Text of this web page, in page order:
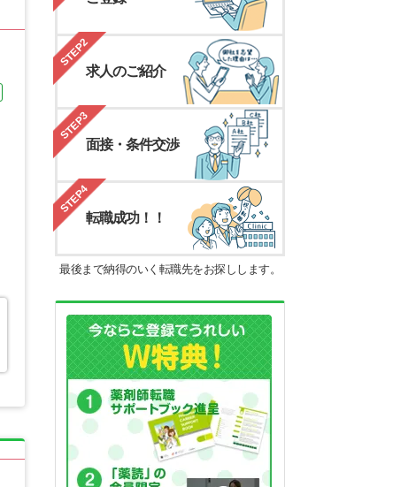
STEP2
求人のご紹介
STEP3
面接・条件交渉
STEP4
転職成功！！
最後まで納得のいく転職先をお探しします。